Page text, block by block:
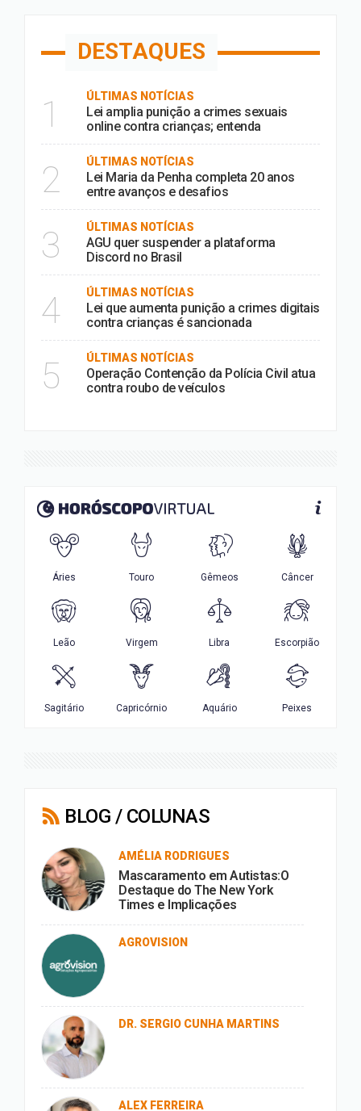
DESTAQUES
1 ÚLTIMAS NOTÍCIAS
Lei amplia punição a crimes sexuais
online contra crianças; entenda
2 ÚLTIMAS NOTÍCIAS
Lei Maria da Penha completa 20 anos
entre avanços e desafios
3 ÚLTIMAS NOTÍCIAS
AGU quer suspender a plataforma
Discord no Brasil
4 ÚLTIMAS NOTÍCIAS
Lei que aumenta punição a crimes digitais
contra crianças é sancionada
5 ÚLTIMAS NOTÍCIAS
Operação Contenção da Polícia Civil atua
contra roubo de veículos
BLOG / COLUNAS
AMÉLIA RODRIGUES
Mascaramento em Autistas:O
Destaque do The New York
Times e Implicações
AGROVISION
DR. SERGIO CUNHA MARTINS
ALEX FERREIRA